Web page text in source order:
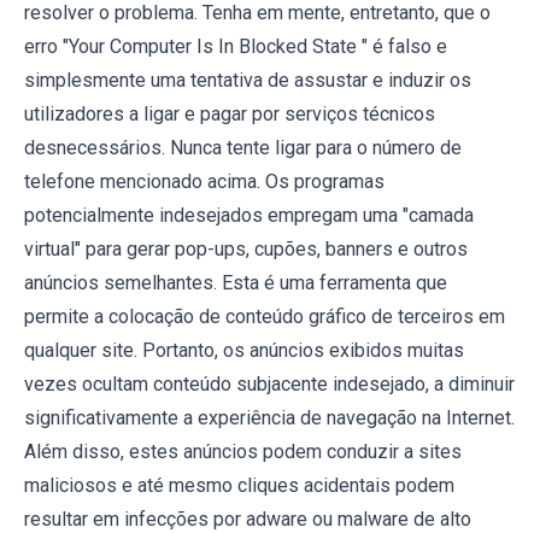
resolver o problema. Tenha em mente, entretanto, que o
erro "Your Computer Is In Blocked State " é falso e
simplesmente uma tentativa de assustar e induzir os
utilizadores a ligar e pagar por serviços técnicos
desnecessários. Nunca tente ligar para o número de
telefone mencionado acima. Os programas
potencialmente indesejados empregam uma "camada
virtual" para gerar pop-ups, cupões, banners e outros
anúncios semelhantes. Esta é uma ferramenta que
permite a colocação de conteúdo gráfico de terceiros em
qualquer site. Portanto, os anúncios exibidos muitas
vezes ocultam conteúdo subjacente indesejado, a diminuir
significativamente a experiência de navegação na Internet.
Além disso, estes anúncios podem conduzir a sites
maliciosos e até mesmo cliques acidentais podem
resultar em infecções por adware ou malware de alto